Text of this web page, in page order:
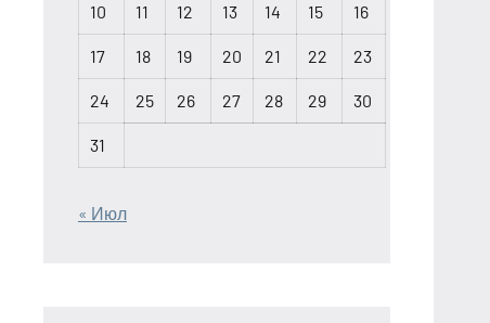
10 11 12 13 14 15 16
17 18 19 20 21 22 23
24 25 26 27 28 29 30
31
« Июл